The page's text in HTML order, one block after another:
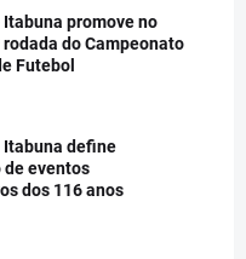
promove no
rodada do Campeonato
Futebol
define
de eventos
dos 116 anos